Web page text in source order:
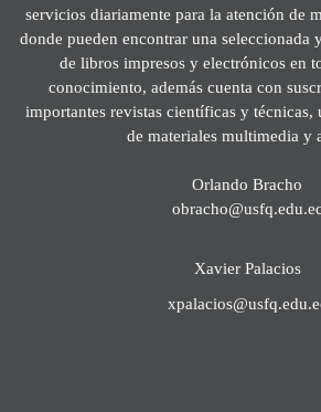
servicios diariamente para la atención de
donde pueden encontrar una seleccionada
de libros impresos y electrónicos en
conocimiento, además cuenta con
importantes revistas científicas y técnicas,
de materiales multimedia y
Orlando Bracho
obracho@usfq.edu.ec
Xavier Palacios